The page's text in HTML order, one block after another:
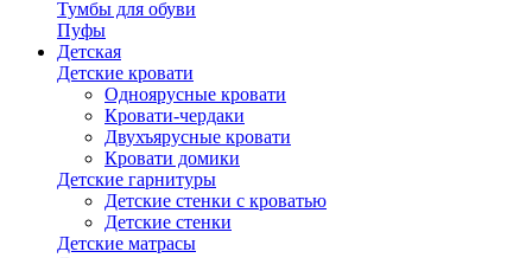
Тумбы для обуви
Пуфы
Детская
Детские кровати
Одноярусные кровати
Кровати-чердаки
Двухъярусные кровати
Кровати домики
Детские гарнитуры
Детские стенки с кроватью
Детские стенки
Детские матрасы